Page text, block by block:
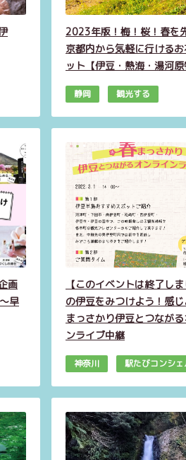
2023年版！梅！桜！春を
京都内から気軽に行ける
ット【伊豆・熱海・湯河原
静岡 観光する
画
早
【このイベントは終了し
の伊豆をみつけよう！感
まっさかり伊豆とつなが
ンライブ中継
神奈川 駅たびコンシェ